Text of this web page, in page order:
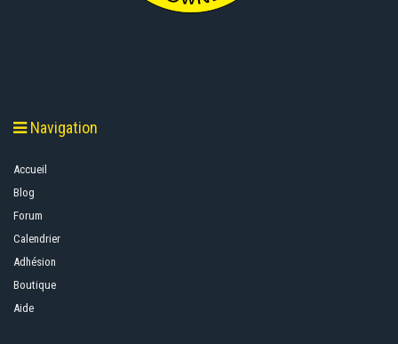
Navigation
Accueil
Blog
Forum
Calendrier
Adhésion
Boutique
Aide